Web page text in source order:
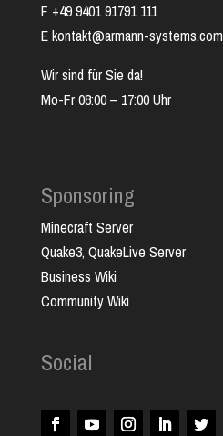
F +49 9401 91791 111
E kontakt@armann-systems.com
Wir sind für Sie da!
Mo-Fr 08:00 – 17:00 Uhr
Sponsoring
Minecraft Server
Quake3, QuakeLive Server
Business Wiki
Community Wiki
Social